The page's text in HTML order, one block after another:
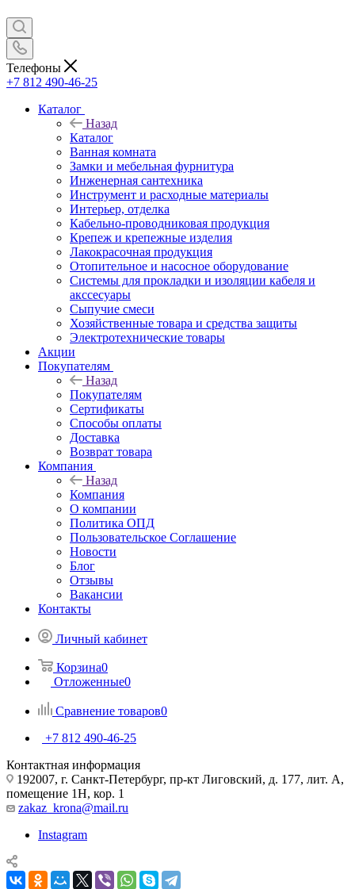
Телефоны
+7 812 490-46-25
Каталог
Назад
Каталог
Ванная комната
Замки и мебельная фурнитура
Инженерная сантехника
Инструмент и расходные материалы
Интерьер, отделка
Кабельно-проводниковая продукция
Крепеж и крепежные изделия
Лакокрасочная продукция
Отопительное и насосное оборудование
Системы для прокладки и изоляции кабеля и
акссесуары
Сыпучие смеси
Хозяйственные товара и средства защиты
Электротехнические товары
Акции
Покупателям
Назад
Покупателям
Сертификаты
Способы оплаты
Доставка
Возврат товара
Компания
Назад
Компания
О компании
Политика ОПД
Пользовательское Соглашение
Новости
Блог
Отзывы
Вакансии
Контакты
Личный кабинет
Корзина0
Отложенные0
Сравнение товаров0
+7 812 490-46-25
Контактная информация
192007, г. Санкт-Петербург, пр-кт Лиговский, д. 177, лит. А,
помещение 1Н, кор. 1
zakaz_krona@mail.ru
Instagram